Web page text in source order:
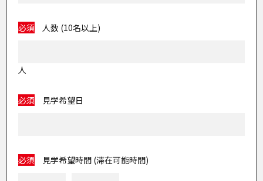
必須 人数 (10名以上)
人
必須 見学希望日
必須 見学希望時間 (滞在可能時間)